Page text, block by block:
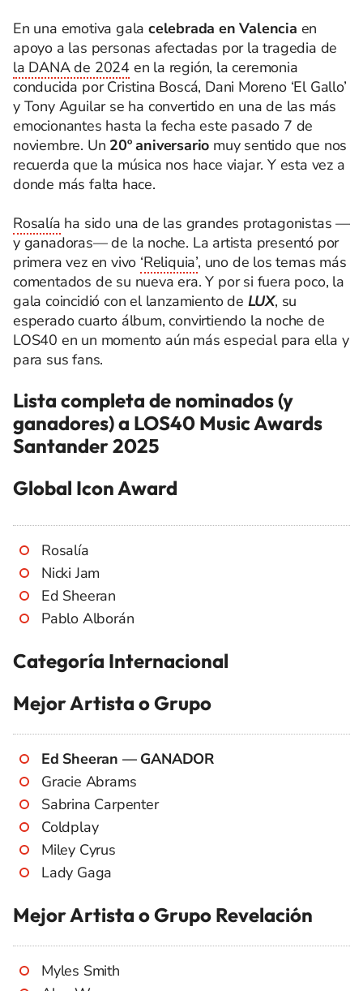
En una emotiva gala celebrada en Valencia en
apoyo a las personas afectadas por la tragedia de
la DANA de 2024 en la región, la ceremonia
conducida por Cristina Boscá, Dani Moreno ‘El Gallo’
y Tony Aguilar se ha convertido en una de las más
emocionantes hasta la fecha este pasado 7 de
noviembre. Un 20º aniversario muy sentido que nos
recuerda que la música nos hace viajar. Y esta vez a
donde más falta hace.
Rosalía ha sido una de las grandes protagonistas —
y ganadoras— de la noche. La artista presentó por
primera vez en vivo ‘Reliquia’, uno de los temas más
comentados de su nueva era. Y por si fuera poco, la
gala coincidió con el lanzamiento de LUX, su
esperado cuarto álbum, convirtiendo la noche de
LOS40 en un momento aún más especial para ella y
para sus fans.
Lista completa de nominados (y
ganadores) a LOS40 Music Awards
Santander 2025
Global Icon Award
Rosalía
Nicki Jam
Ed Sheeran
Pablo Alborán
Categoría Internacional
Mejor Artista o Grupo
Ed Sheeran — GANADOR
Gracie Abrams
Sabrina Carpenter
Coldplay
Miley Cyrus
Lady Gaga
Mejor Artista o Grupo Revelación
Myles Smith